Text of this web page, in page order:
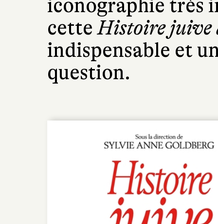
iconographie très
cetteHistoire juive
indispensable et
question.